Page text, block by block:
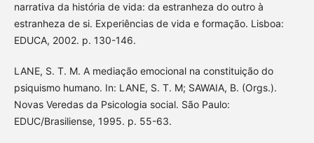
narrativa da história de vida: da estranheza do outro à
estranheza de si. Experiências de vida e formação. Lisboa:
EDUCA, 2002. p. 130-146.
LANE, S. T. M. A mediação emocional na constituição do
psiquismo humano. In: LANE, S. T. M; SAWAIA, B. (Orgs.).
Novas Veredas da Psicologia social. São Paulo:
EDUC/Brasiliense, 1995. p. 55-63.